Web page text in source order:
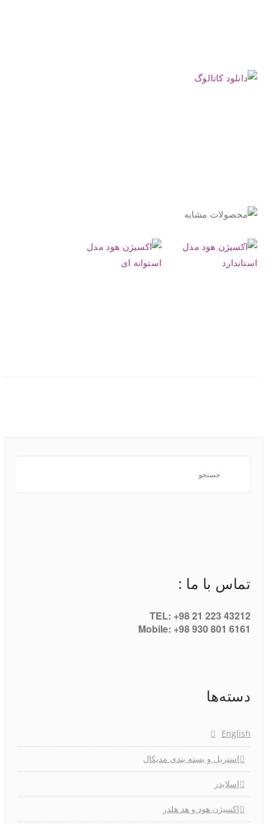
تماس با ما :
TEL: +98 21 223 43212
Mobile: +98 930 801 6161
دسته‌ها
English
استریل و بسته بندی مدیکال
اسلایدر
اکسیژن هود و هد هلدر